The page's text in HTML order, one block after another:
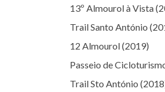
13º Almourol à Vista
Trail Santo António
12 Almourol (2019)
Passeio de
Trail Sto António